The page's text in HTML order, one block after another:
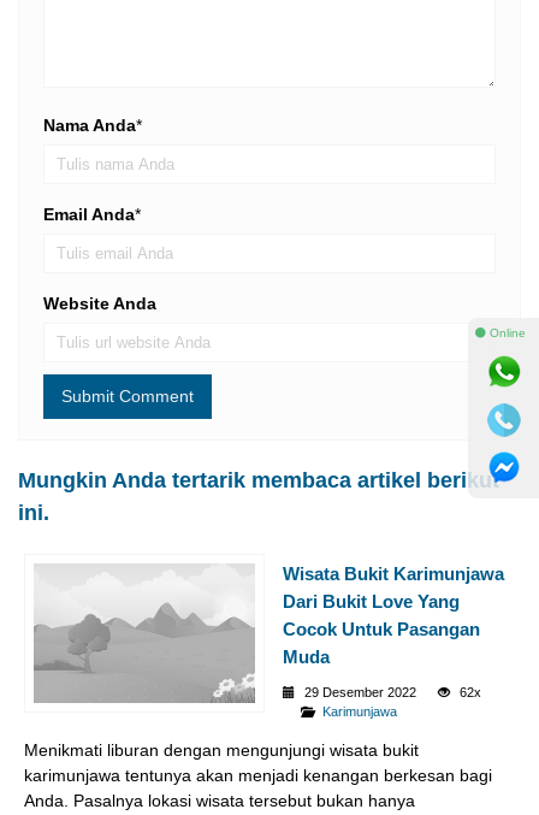
Nama Anda*
Email Anda*
Website Anda
Mungkin Anda tertarik membaca artikel berikut
ini.
Wisata Bukit Karimunjawa
Dari Bukit Love Yang
Cocok Untuk Pasangan
Muda
29 Desember 2022
62x
Karimunjawa
Menikmati liburan dengan mengunjungi wisata bukit
karimunjawa tentunya akan menjadi kenangan berkesan bagi
Anda. Pasalnya lokasi wisata tersebut bukan hanya
⚫ Online